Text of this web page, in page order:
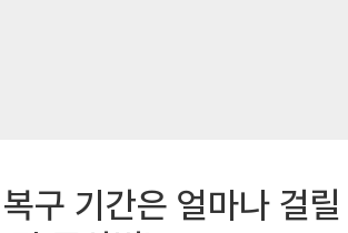
구 기간은 얼마나 걸릴